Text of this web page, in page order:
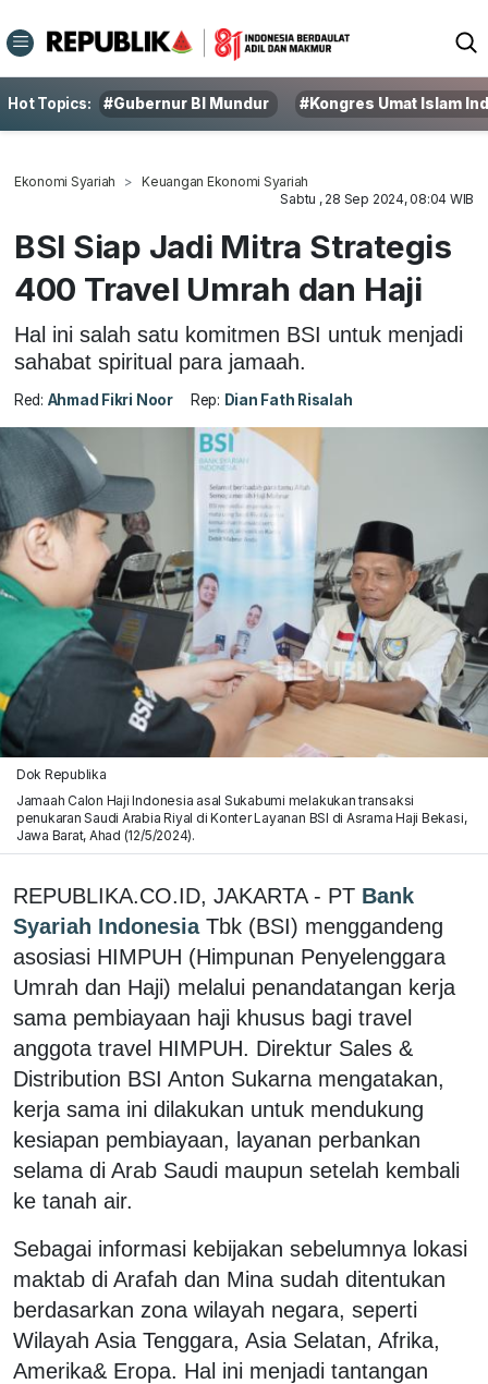
Hot Topics: #Gubernur BI Mundur #Kongres Umat Islam
Ekonomi Syariah
Keuangan Ekonomi Syariah
Sabtu , 28 Sep 2024, 08:04 WIB
BSI Siap Jadi Mitra Strategis
400 Travel Umrah dan Haji
Hal ini salah satu komitmen BSI untuk menjadi
sahabat spiritual para jamaah.
Red: Ahmad Fikri Noor Rep: Dian Fath Risalah
Dok Republika
Jamaah Calon Haji Indonesia asal Sukabumi melakukan transaksi
penukaran Saudi Arabia Riyal di Konter Layanan BSI di Asrama Haji Bekasi,
Jawa Barat, Ahad (12/5/2024).
REPUBLIKA.CO.ID, JAKARTA - PT Bank
Syariah Indonesia Tbk (BSI) menggandeng
asosiasi HIMPUH (Himpunan Penyelenggara
Umrah dan Haji) melalui penandatangan kerja
sama pembiayaan haji khusus bagi travel
anggota travel HIMPUH. Direktur Sales &
Distribution BSI Anton Sukarna mengatakan,
kerja sama ini dilakukan untuk mendukung
kesiapan pembiayaan, layanan perbankan
selama di Arab Saudi maupun setelah kembali
ke tanah air.
Sebagai informasi kebijakan sebelumnya lokasi
maktab di Arafah dan Mina sudah ditentukan
berdasarkan zona wilayah negara, seperti
Wilayah Asia Tenggara, Asia Selatan, Afrika,
Amerika& Eropa. Hal ini menjadi tantangan